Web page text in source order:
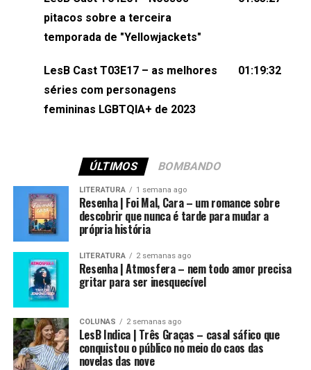
(⁠⁠⁠⁠@brunarfentanes⁠⁠⁠⁠) e Pollyelly FlorêncioEdição de
Naiady Machado
pitacos sobre a terceira
temporada de "Yellowjackets"
LesB Cast T03E17 – as melhores
séries com personagens
femininas LGBTQIA+ de 2023
01:19:32
ÚLTIMOS BOMBANDO
LITERATURA 1 semana ago
Resenha | Foi Mal, Cara – um romance sobre
descobrir que nunca é tarde para mudar a
própria história
LITERATURA 2 semanas ago
Resenha | Atmosfera – nem todo amor precisa
gritar para ser inesquecível
COLUNAS 2 semanas ago
LesB Indica | Três Graças – casal sáfico que
conquistou o público no meio do caos das
novelas das nove